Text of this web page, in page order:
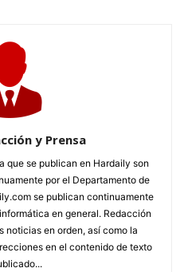
y Prensa
que se publican en Hardaily son
por el Departamento de
se publican continuamente
en general. Redacción
noticias en orden, así como la
en el contenido de texto